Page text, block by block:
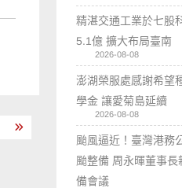
精湛交通工業於七股
5.1億 擴大布局臺南
2026-08-08
澎湖榮服處感謝希望
學金 讓愛菊島延續
2026-08-08
颱風逼近！臺灣港務
颱整備 周永暉董事
備會議